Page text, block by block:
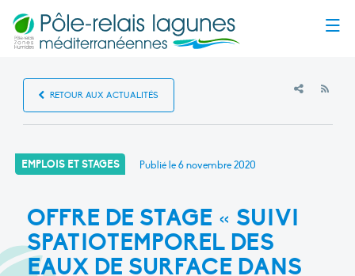
RETOUR AUX ACTUALITÉS
EMPLOIS ET STAGES Publié le6 novembre 2020
OFFRE DE STAGE « SUIVI
SPATIOTEMPOREL DES
EAUX DE SURFACE DANS